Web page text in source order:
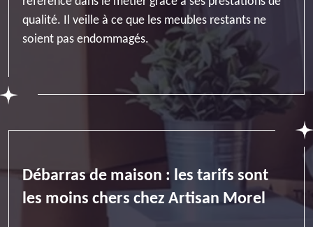
qualité. Il veille à ce que les meubles restants ne
soient pas endommagés.
Débarras de maison : les tarifs sont
les moins chers chez Artisan Morel